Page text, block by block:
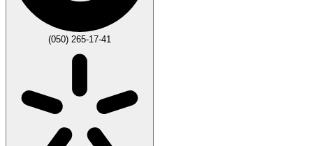
(050) 265-17-41